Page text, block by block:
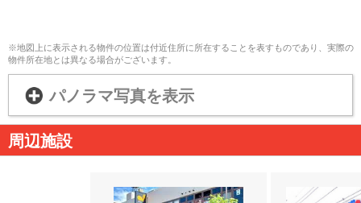
※地図上に表示される物件の位置は付近住所に所在することを表すものであり、実際の
物件所在地とは異なる場合がございます。
パノラマ写真を表示
周辺施設